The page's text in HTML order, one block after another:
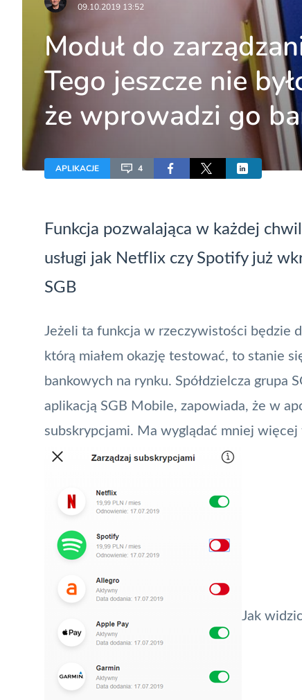
09.10.2019 13:52
Moduł do
Tego jeszcze nie
że wprowadzi go
APLIKACJE 4
Funkcja pozwalająca w każdej
usługi jak Netflix czy Spotify już
SGB
Jeżeli ta funkcja w rzeczywistości będzie
którą miałem okazję testować, to stanie
bankowych na rynku. Spółdzielcza grupa
aplikacją SGB Mobile, zapowiada, że w
subskrypcjami. Ma wyglądać mniej więcej
Jak